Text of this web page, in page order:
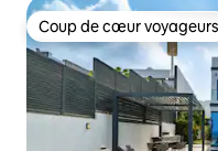
Coup de cœur voyageurs
Coup de cœur voyageurs